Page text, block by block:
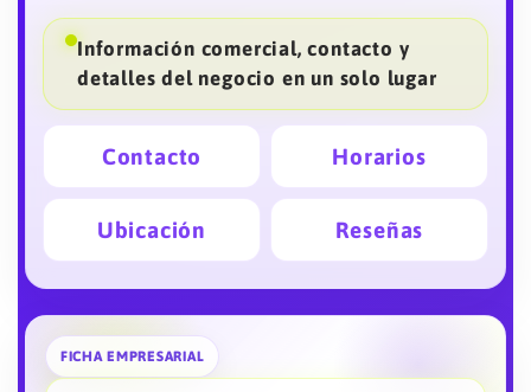
Información comercial, contacto y
detalles del negocio en un solo lugar
Contacto Horarios
Ubicación Reseñas
FICHA EMPRESARIAL